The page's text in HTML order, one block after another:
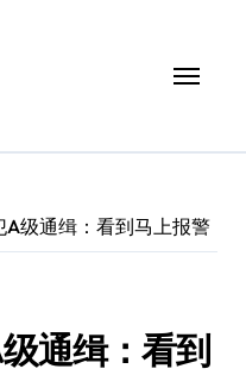
A级通缉：看到马上报警
通缉：看到